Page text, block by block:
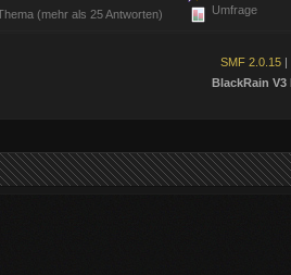
(mehr als 25 Antworten)
Umfrage
SMF 2.0.15 |
BlackRain V3